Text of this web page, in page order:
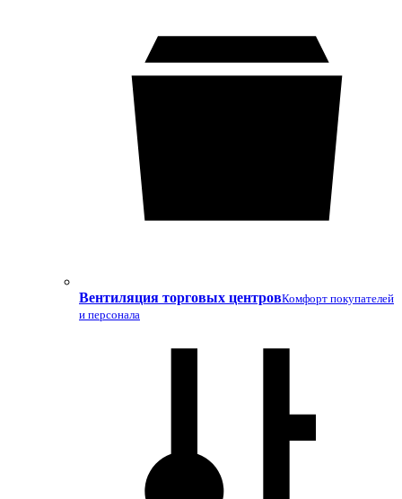
Вентиляция торговых центровКомфорт покупателей
и персонала